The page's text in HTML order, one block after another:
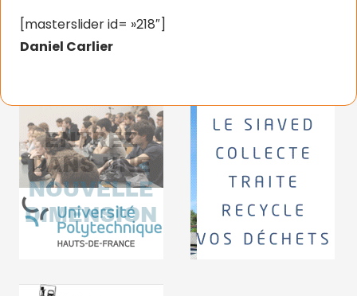
[masterslider id= »218″]
Daniel Carlier